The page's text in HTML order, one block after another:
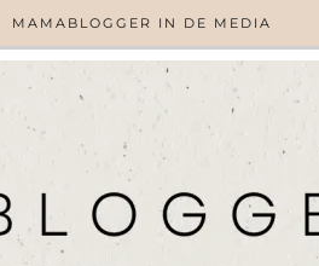
MAMABLOGGER IN DE MEDIA